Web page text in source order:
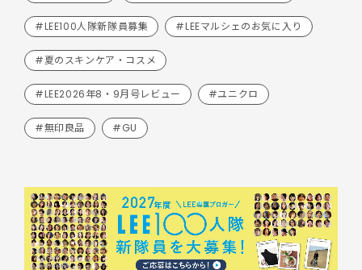
#LEE100人隊新隊員募集 #LEEマルシェのお気に入り
#夏のスキンケア・コスメ
#LEE2026年8・9月号レビュー #ユニクロ
#無印良品 #GU